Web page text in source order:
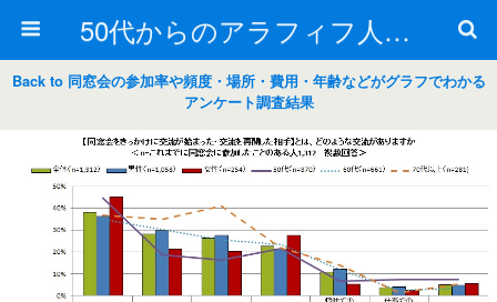
50代からのアラフィフ人生の楽しみ方
Back to 同窓会の参加率や頻度・場所・費用・年齢などがグラフでわかる
アンケート調査結果